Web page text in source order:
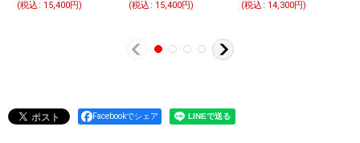
(税込: 15,400円) (税込: 15,400円) (税込: 14,300円)
Facebookでシェア